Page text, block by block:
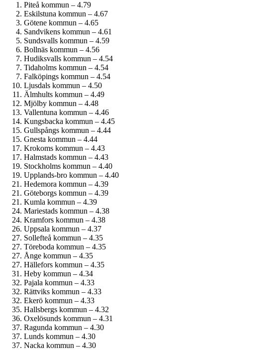
Piteå kommun – 4.79
Eskilstuna kommun – 4.67
Götene kommun – 4.65
Sandvikens kommun – 4.61
Sundsvalls kommun – 4.59
Bollnäs kommun – 4.56
Hudiksvalls kommun – 4.54
Tidaholms kommun – 4.54
Falköpings kommun – 4.54
Ljusdals kommun – 4.50
Älmhults kommun – 4.49
Mjölby kommun – 4.48
Vallentuna kommun – 4.46
Kungsbacka kommun – 4.45
Gullspångs kommun – 4.44
Gnesta kommun – 4.44
Krokoms kommun – 4.43
Halmstads kommun – 4.43
Stockholms kommun – 4.40
Upplands-bro kommun – 4.40
Hedemora kommun – 4.39
Göteborgs kommun – 4.39
Kumla kommun – 4.39
Mariestads kommun – 4.38
Kramfors kommun – 4.38
Uppsala kommun – 4.37
Sollefteå kommun – 4.35
Töreboda kommun – 4.35
Ånge kommun – 4.35
Hällefors kommun – 4.35
Heby kommun – 4.34
Pajala kommun – 4.33
Rättviks kommun – 4.33
Ekerö kommun – 4.33
Hallsbergs kommun – 4.32
Oxelösunds kommun – 4.31
Ragunda kommun – 4.30
Lunds kommun – 4.30
Nacka kommun – 4.30